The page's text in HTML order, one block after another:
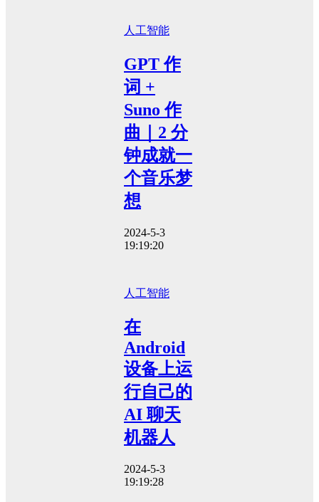
人工智能
GPT 作
词 +
Suno 作
曲｜2 分
钟成就一
个音乐梦
想
2024-5-3
19:19:20
人工智能
在
Android
设备上运
行自己的
AI 聊天
机器人
2024-5-3
19:19:28